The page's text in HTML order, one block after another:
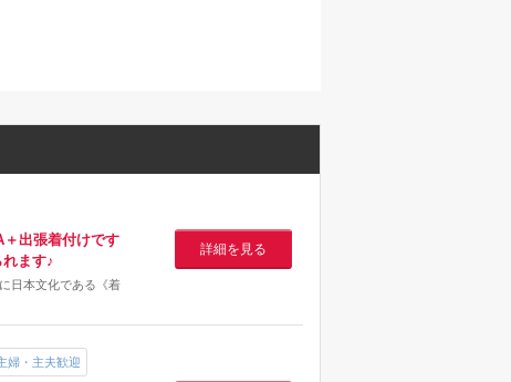
出張着付けです
ます♪
日本文化である《着
詳細を見る
婦・主夫歓迎